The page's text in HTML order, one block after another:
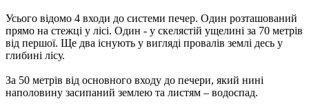
Усього відомо 4 входи до системи печер. Один розташований
прямо на стежці у лісі. Один - у скелястій ущелині за 70 метрів
від першої. Ще два існують у вигляді провалів землі десь у
глибині лісу.
За 50 метрів від основного входу до печери, який нині
наполовину засипаний землею та листям – водоспад.